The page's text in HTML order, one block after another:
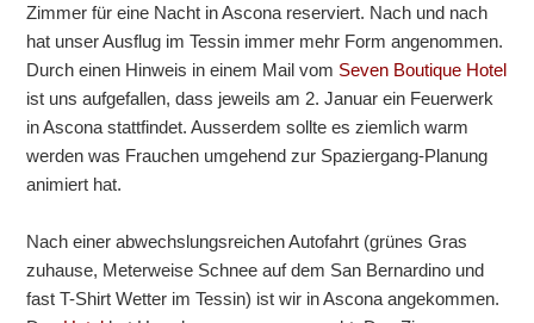
Zimmer für eine Nacht in Ascona reserviert. Nach und nach
hat unser Ausflug im Tessin immer mehr Form angenommen.
Durch einen Hinweis in einem Mail vom Seven Boutique Hotel
ist uns aufgefallen, dass jeweils am 2. Januar ein Feuerwerk
in Ascona stattfindet. Ausserdem sollte es ziemlich warm
werden was Frauchen umgehend zur Spaziergang-Planung
animiert hat.
Nach einer abwechslungsreichen Autofahrt (grünes Gras
zuhause, Meterweise Schnee auf dem San Bernardino und
fast T-Shirt Wetter im Tessin) ist wir in Ascona angekommen.